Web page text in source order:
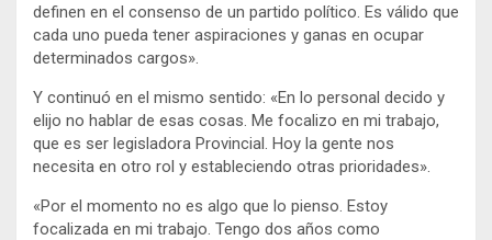
definen en el consenso de un partido político. Es válido que
cada uno pueda tener aspiraciones y ganas en ocupar
determinados cargos».
Y continuó en el mismo sentido: «En lo personal decido y
elijo no hablar de esas cosas. Me focalizo en mi trabajo,
que es ser legisladora Provincial. Hoy la gente nos
necesita en otro rol y estableciendo otras prioridades».
«Por el momento no es algo que lo pienso. Estoy
focalizada en mi trabajo. Tengo dos años como